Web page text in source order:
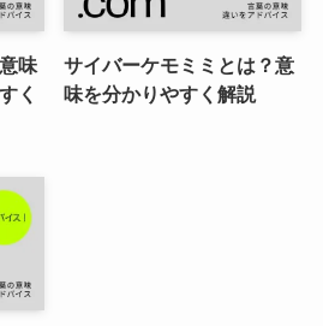
味
く
サイバーケモミミとは？意
味を分かりやすく解説